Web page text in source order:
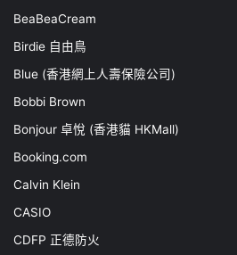
BeaBeaCream
Birdie 自由鳥
Blue (香港網上人壽保險公司)
Bobbi Brown
Bonjour 卓悅 (香港貓 HKMall)
Booking.com
Calvin Klein
CASIO
CDFP 正德防火